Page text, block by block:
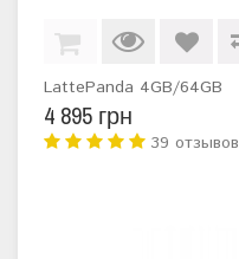
LattePanda 4GB/64GB
4 895 грн
39 отзывов